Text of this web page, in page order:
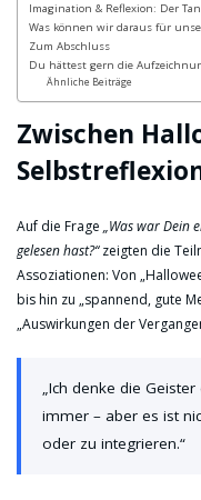
Imagination & Reflexion: Der
Was können wir daraus für
Zum Abschluss
Du hättest gern die
Ähnliche Beiträge
Zwischen
Auf die Frage „Was war Dein
gelesen hast?“zeigten die
Assoziationen: Von
bis hin zu „spannend, gute
„Auswirkungen der
„Ich denke die
immer – aber es ist
oder zu integrieren.“